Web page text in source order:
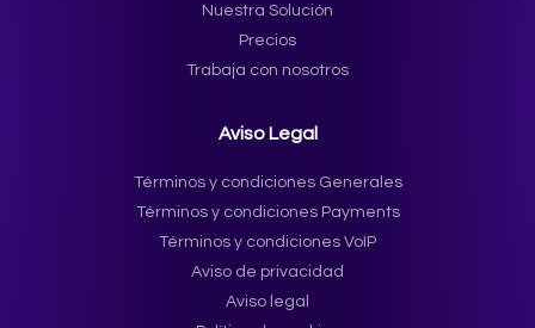
Nuestra Solución
Precios
Trabaja con nosotros
Aviso Legal
Términos y condiciones Generales
Términos y condiciones Payments
Términos y condiciones VoIP
Aviso de privacidad
Aviso legal